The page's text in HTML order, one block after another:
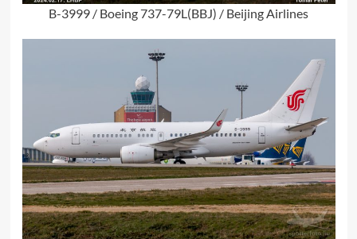
B-3999 / Boeing 737-79L(BBJ) / Beijing Airlines